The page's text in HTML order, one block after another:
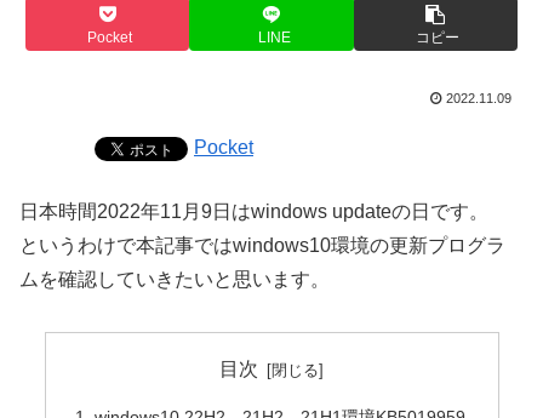
Pocket LINE コピー
2022.11.09
Pocket
日本時間2022年11月9日はwindows updateの日です。
というわけで本記事ではwindows10環境の更新プログラ
ムを確認していきたいと思います。
目次